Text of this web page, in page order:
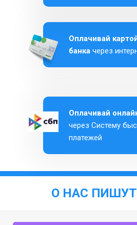
Оплачивай
через Систему
платежей
Оплачивай
банка через
О НАС